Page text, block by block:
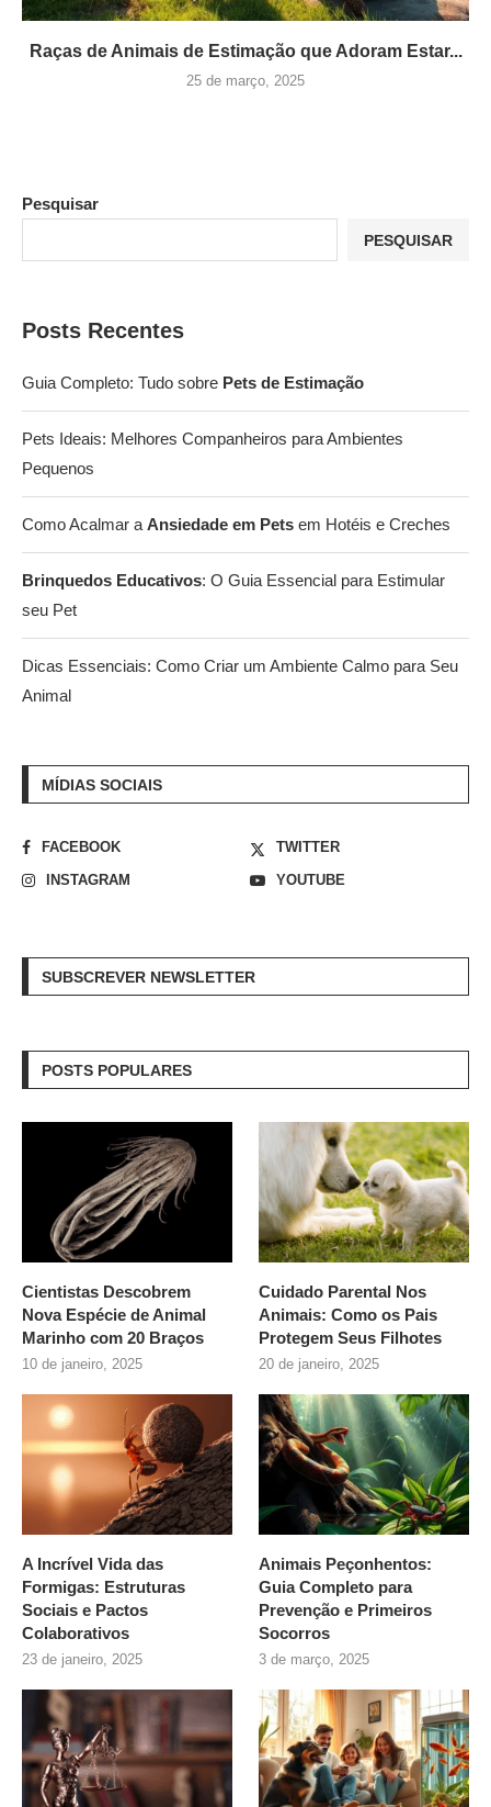
Raças de Animais de Estimação que Adoram Estar...
25 de março, 2025
Pesquisar
PESQUISAR
Posts Recentes
Guia Completo: Tudo sobre Pets de Estimação
Pets Ideais: Melhores Companheiros para Ambientes
Pequenos
Como Acalmar a Ansiedade em Pets em Hotéis e Creches
Brinquedos Educativos: O Guia Essencial para Estimular
seu Pet
Dicas Essenciais: Como Criar um Ambiente Calmo para Seu
Animal
MÍDIAS SOCIAIS
FACEBOOK
TWITTER
INSTAGRAM
YOUTUBE
SUBSCREVER NEWSLETTER
POSTS POPULARES
Cientistas Descobrem
Nova Espécie de Animal
Marinho com 20 Braços
10 de janeiro, 2025
Cuidado Parental Nos
Animais: Como os Pais
Protegem Seus Filhotes
20 de janeiro, 2025
A Incrível Vida das
Formigas: Estruturas
Sociais e Pactos
Colaborativos
23 de janeiro, 2025
Animais Peçonhentos:
Guia Completo para
Prevenção e Primeiros
Socorros
3 de março, 2025